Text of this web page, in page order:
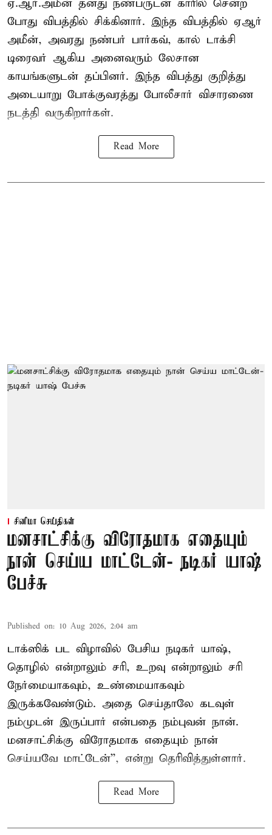
ஏ.ஆர்.அமீன் தனது நண்பருடன் காரில் சென்ற
போது விபத்தில் சிக்கினார். இந்த விபத்தில் ஏஆர்
அமீன், அவரது நண்பர் பார்கவ், கால் டாக்சி
டிரைவர் ஆகிய அனைவரும் லேசான
காயங்களுடன் தப்பினர். இந்த விபத்து குறித்து
அடையாறு போக்குவரத்து போலீசார் விசாரணை
நடத்தி வருகிறார்கள்.
Read More
சினிமா செய்திகள்
மனசாட்சிக்கு விரோதமாக எதையும்
நான் செய்ய மாட்டேன்- நடிகர் யாஷ்
பேச்சு
Published on: 10 Aug 2026, 2:04 am
டாக்ஸிக் பட விழாவில் பேசிய நடிகர் யாஷ்,
தொழில் என்றாலும் சரி, உறவு என்றாலும் சரி
நேர்மையாகவும், உண்மையாகவும்
இருக்கவேண்டும். அதை செய்தாலே கடவுள்
நம்முடன் இருப்பார் என்பதை நம்புவன் நான்.
மனசாட்சிக்கு விரோதமாக எதையும் நான்
செய்யவே மாட்டேன்'', என்று தெரிவித்துள்ளார்.
Read More